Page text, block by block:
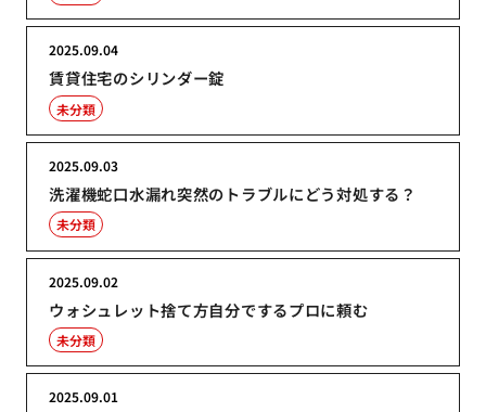
賃貸住宅のシリンダー錠
2025.09.04
未分類
洗濯機蛇口水漏れ突然のトラブルにどう対処する？
2025.09.03
未分類
ウォシュレット捨て方自分でするプロに頼む
2025.09.02
未分類
2025.09.01